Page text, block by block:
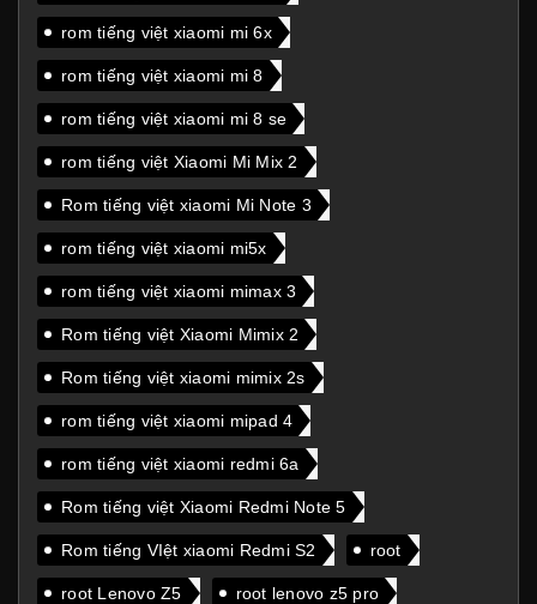
rom tiếng việt xiaomi mi 6x
rom tiếng việt xiaomi mi 8
rom tiếng việt xiaomi mi 8 se
rom tiếng việt Xiaomi Mi Mix 2
Rom tiếng việt xiaomi Mi Note 3
rom tiếng việt xiaomi mi5x
rom tiếng việt xiaomi mimax 3
Rom tiếng việt Xiaomi Mimix 2
Rom tiếng việt xiaomi mimix 2s
rom tiếng việt xiaomi mipad 4
rom tiếng việt xiaomi redmi 6a
Rom tiếng việt Xiaomi Redmi Note 5
Rom tiếng VIệt xiaomi Redmi S2 root
root Lenovo Z5 root lenovo z5 pro